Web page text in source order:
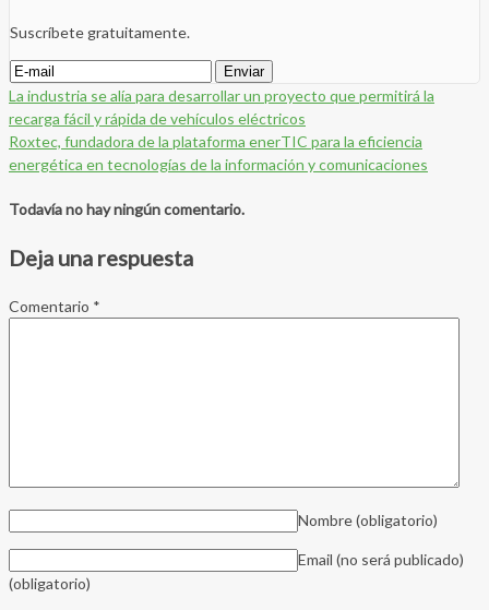
Suscríbete gratuitamente.
La industria se alía para desarrollar un proyecto que permitirá la
recarga fácil y rápida de vehículos eléctricos
Roxtec, fundadora de la plataforma enerTIC para la eficiencia
energética en tecnologías de la información y comunicaciones
Todavía no hay ningún comentario.
Deja una respuesta
Comentario *
Nombre(obligatorio)
Email (no será publicado)
(obligatorio)